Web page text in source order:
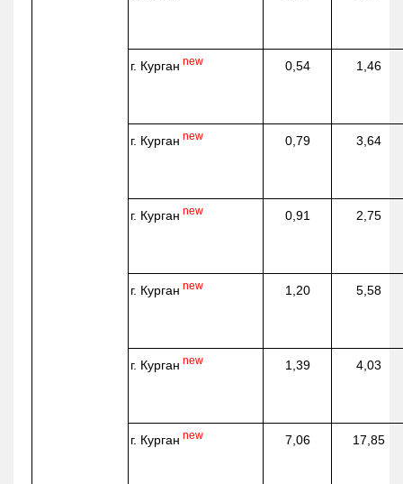
г. Курган new 0,54 1,46
г. Курган new 0,79 3,64
г. Курган new 0,91 2,75
г. Курган new 1,20 5,58
г. Курган new 1,39 4,03
г. Курган new 7,06 17,85